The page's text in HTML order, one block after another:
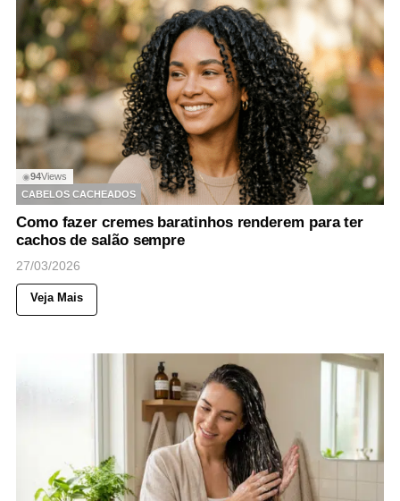
◉94Views
CABELOS CACHEADOS
Como fazer cremes baratinhos renderem para ter
cachos de salão sempre
27/03/2026
Veja Mais